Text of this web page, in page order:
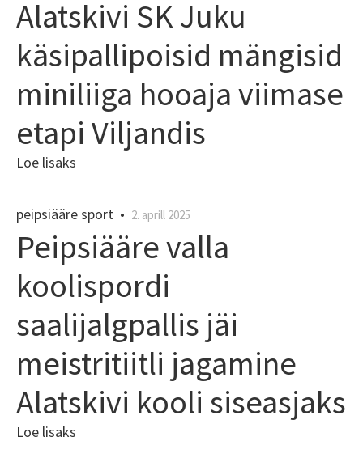
Alatskivi SK Juku
käsipallipoisid mängisid
miniliiga hooaja viimase
etapi Viljandis
Loe lisaks
peipsiääre sport • 2. aprill 2025
Peipsiääre valla
koolispordi
saalijalgpallis jäi
meistritiitli jagamine
Alatskivi kooli siseasjaks
Loe lisaks